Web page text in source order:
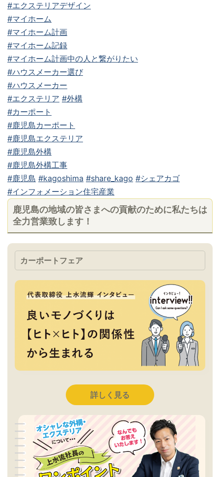
#エクステリアデザイン
#マイホーム
#マイホーム計画
#マイホーム記録
#マイホーム計画中の人と繋がりたい
#ハウスメーカー選び
#ハウスメーカー
#エクステリア #外構
#カーポート
#鹿児島カーポート
#鹿児島エクステリア
#鹿児島外構
#鹿児島外構工事
#鹿児島 #kagoshima #share_kago #シェアカゴ
#インフォメーション住宅産業
鹿児島の地域の皆さまへの貢献のために私たちは
全力営業致します！
カーポートフェア
詳しく見る